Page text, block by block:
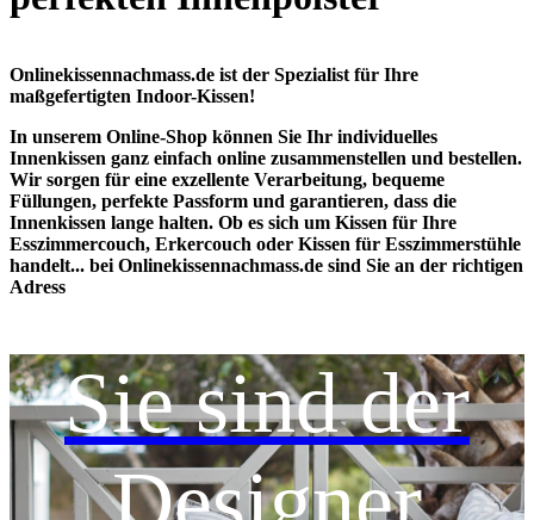
Onlinekissennachmass.de ist der Spezialist für Ihre
maßgefertigten Indoor-Kissen!
In unserem Online-Shop können Sie Ihr individuelles
Innenkissen ganz einfach online zusammenstellen und bestellen.
Wir sorgen für eine exzellente Verarbeitung, bequeme
Füllungen, perfekte Passform und garantieren, dass die
Innenkissen lange halten. Ob es sich um Kissen für Ihre
Esszimmercouch, Erkercouch oder Kissen für Esszimmerstühle
handelt... bei Onlinekissennachmass.de sind Sie an der richtigen
Adress
Sie sind der